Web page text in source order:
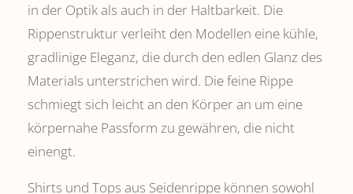
in der Optik als auch in der Haltbarkeit. Die
Rippenstruktur verleiht den Modellen eine kühle,
gradlinige Eleganz, die durch den edlen Glanz des
Materials unterstrichen wird. Die feine Rippe
schmiegt sich leicht an den Körper an um eine
körpernahe Passform zu gewähren, die nicht
einengt.
Shirts und Tops aus Seidenrippe können sowohl